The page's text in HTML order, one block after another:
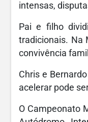
intensas,
Pai e filho
tradicionais. Na
convivência
Chris e
acelerar pode
O Campeonato